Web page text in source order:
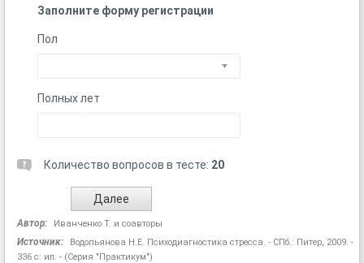
Заполните форму регистрации
Пол
Полных лет
Количество вопросов в тесте: 20
Автор: Иванченко Т. и соавторы
Источник:
Водопьянова Н.Е. Психодиагностика стресса. - СПб.: Питер, 2009. -
336 с: ил. - (Серия "Практикум")